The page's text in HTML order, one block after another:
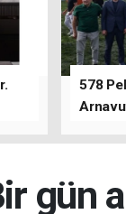
578
gün